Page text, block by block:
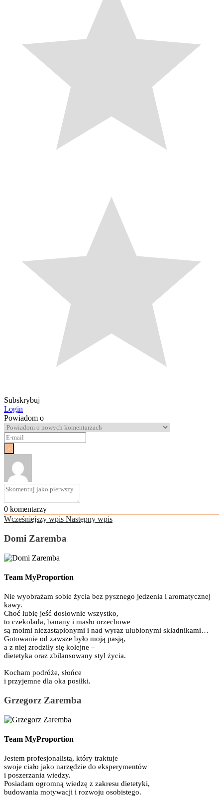
Subskrybuj
Login
Powiadom o
0 komentarzy
Wcześniejszy wpis Następny wpis
Domi Zaremba
Team MyProportion
Nie wyobrażam sobie życia bez pysznego jedzenia i aromatycznej
kawy.
Choć lubię jeść dosłownie wszystko,
to czekolada, banany i masło orzechowe
są moimi niezastąpionymi i nad wyraz ulubionymi składnikami…
Gotowanie od zawsze było moją pasją,
a z niej zrodziły się kolejne –
dietetyka oraz zbilansowany styl życia.
Kocham podróże, słońce
i przyjemne dla oka posiłki.
Grzegorz Zaremba
Team MyProportion
Jestem profesjonalistą, który traktuje
swoje ciało jako narzędzie do eksperymentów
i poszerzania wiedzy.
Posiadam ogromną wiedzę z zakresu dietetyki,
budowania motywacji i rozwoju osobistego.